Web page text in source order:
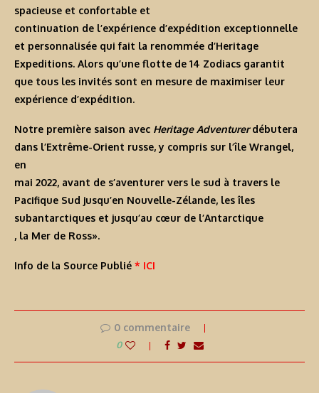
spacieuse et confortable et
continuation de l’expérience d’expédition exceptionnelle
et personnalisée qui fait la renommée d’Heritage
Expeditions. Alors qu’une flotte de 14 Zodiacs garantit
que tous les invités sont en mesure de maximiser leur
expérience d’expédition.
Notre première saison avec Heritage Adventurerdébutera
dans l’Extrême-Orient russe, y compris sur l’île Wrangel,
en
mai 2022, avant de s’aventurer vers le sud à travers le
Pacifique Sud jusqu’en Nouvelle-Zélande, lesîles
subantarctiques et jusqu’au cœur de l’Antarctique
, la Mer de Ross».
Info de la Source Publié * ICI
0 commentaire
0